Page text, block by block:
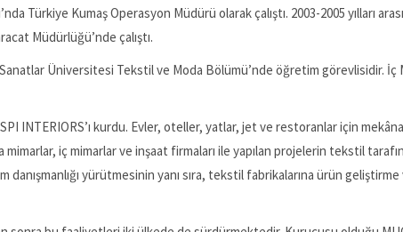
Türkiye Kumaş Operasyon Müdürü olarak çalıştı. 2003-2005 yılları
Müdürlüğü’nde çalıştı.
Sanatlar Üniversitesi Tekstil ve Moda Bölümü’nde öğretim görevlisidir.
INTERIORS’ı kurdu. Evler, oteller, yatlar, jet ve restoranlar için
iç mimarlar ve inşaat firmaları ile yapılan projelerin tekstil
danışmanlığı yürütmesinin yanı sıra, tekstil fabrikalarına ürün geliştirme